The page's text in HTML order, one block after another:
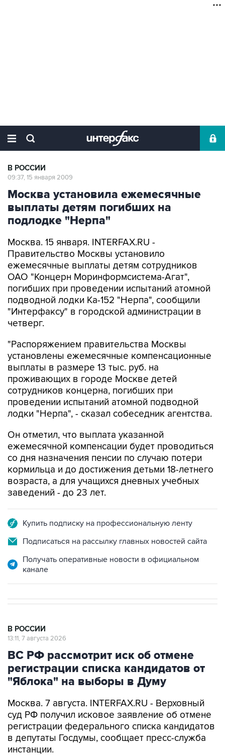
В РОССИИ
09:37, 15 января 2009
Москва установила ежемесячные
выплаты детям погибших на
подлодке "Нерпа"
Москва. 15 января. INTERFAX.RU -
Правительство Москвы установило
ежемесячные выплаты детям сотрудников
ОАО "Концерн Моринформсистема-Агат",
погибших при проведении испытаний атомной
подводной лодки Ка-152 "Нерпа", сообщили
"Интерфаксу" в городской администрации в
четверг.
"Распоряжением правительства Москвы
установлены ежемесячные компенсационные
выплаты в размере 13 тыс. руб. на
проживающих в городе Москве детей
сотрудников концерна, погибших при
проведении испытаний атомной подводной
лодки "Нерпа", - сказал собеседник агентства.
Он отметил, что выплата указанной
ежемесячной компенсации будет проводиться
со дня назначения пенсии по случаю потери
кормильца и до достижения детьми 18-летнего
возраста, а для учащихся дневных учебных
заведений - до 23 лет.
Купить подписку на профессиональную ленту
Подписаться на рассылку главных новостей сайта
Получать оперативные новости в официальном
канале
В РОССИИ
13:11, 7 августа 2026
ВС РФ рассмотрит иск об отмене
регистрации списка кандидатов от
"Яблока" на выборы в Думу
Москва. 7 августа. INTERFAX.RU - Верховный
суд РФ получил исковое заявление об отмене
регистрации федерального списка кандидатов
в депутаты Госдумы, сообщает пресс-служба
инстанции.